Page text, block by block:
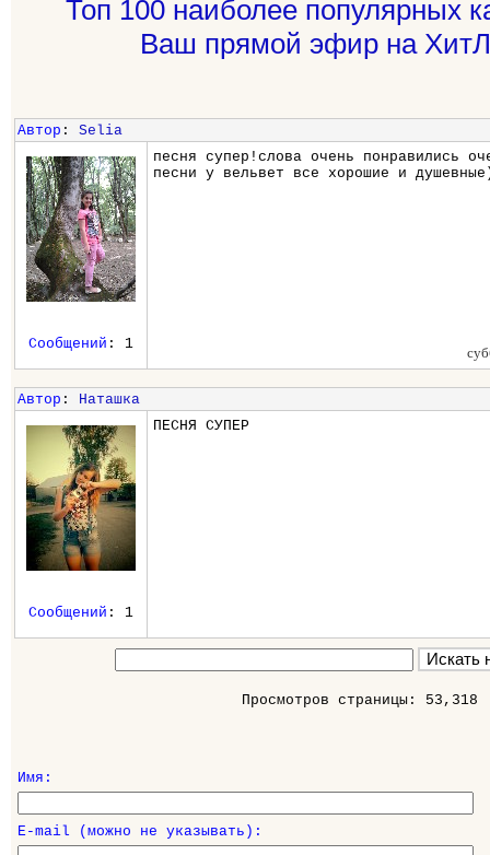
Топ 100 наиболее популярных
Ваш прямой эфир на
Автор : Selia
песня супер!слова очень понравились
песни у вельвет все хорошие и
Сообщений : 1
Автор : Наташка
ПЕСНЯ СУПЕР
Сообщений : 1
Просмотров страницы: 53,318
Имя:
E-mail (можно не указывать):